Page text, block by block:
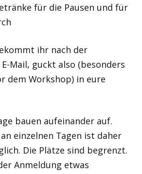
für die Pausen und für
ihr nach der
Mail, guckt also (besonders
dem Workshop) in eure
bauen aufeinander auf.
einzelnen Tagen ist daher
Die Plätze sind begrenzt.
Anmeldung etwas